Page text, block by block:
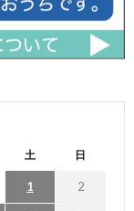
土 日
1 2